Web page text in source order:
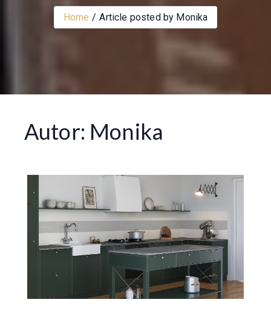
Home Article posted by Monika
Autor: Monika